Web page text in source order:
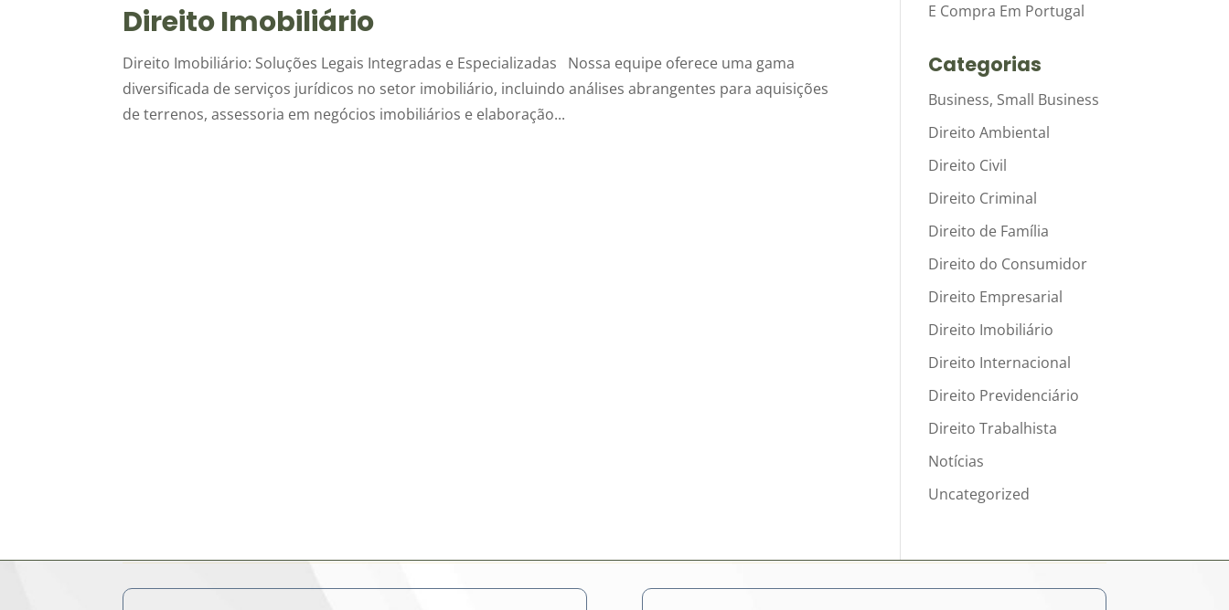
Direito Imobiliário
Direito Imobiliário: Soluções Legais Integradas e Especializadas Nossa equipe oferece uma gama
diversificada de serviços jurídicos no setor imobiliário, incluindo análises abrangentes para aquisições
de terrenos, assessoria em negócios imobiliários e elaboração...
E Compra Em Portugal
Categorias
Business, Small Business
Direito Ambiental
Direito Civil
Direito Criminal
Direito de Família
Direito do Consumidor
Direito Empresarial
Direito Imobiliário
Direito Internacional
Direito Previdenciário
Direito Trabalhista
Notícias
Uncategorized